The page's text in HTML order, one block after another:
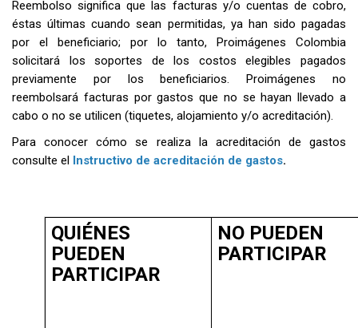
Reembolso significa que las facturas y/o cuentas de cobro,
éstas últimas cuando sean permitidas, ya han sido pagadas
por el beneficiario; por lo tanto, Proimágenes Colombia
solicitará los soportes de los costos elegibles pagados
previamente por los beneficiarios. Proimágenes no
reembolsará facturas por gastos que no se hayan llevado a
cabo o no se utilicen (tiquetes, alojamiento y/o acreditación).
Para conocer cómo se realiza la acreditación de gastos
consulte el
Instructivo de acreditación de gastos.
QUIÉNES
PUEDEN
PARTICIPAR
NO PUEDEN
PARTICIPAR